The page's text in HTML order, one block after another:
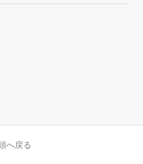
へ戻る